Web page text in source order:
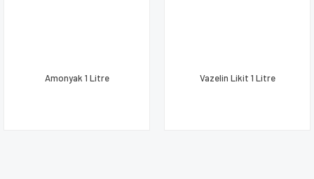
Amonyak 1 Litre Vazelin Likit 1 Litre